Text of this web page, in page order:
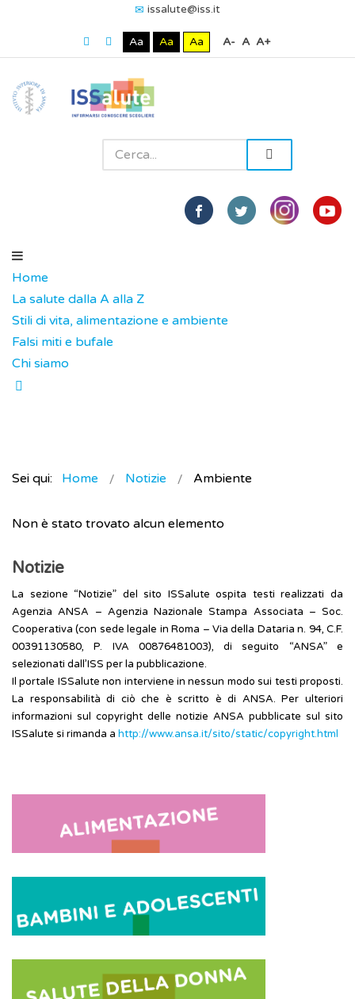
issalute@iss.it
Aa Aa Aa A- A A+
Home
La salute dalla A alla Z
Stili di vita, alimentazione e ambiente
Falsi miti e bufale
Chi siamo
Sei qui: Home Notizie Ambiente
Non è stato trovato alcun elemento
Notizie
La sezione “Notizie” del sito ISSalute ospita testi realizzati da
Agenzia ANSA – Agenzia Nazionale Stampa Associata – Soc.
Cooperativa (con sede legale in Roma – Via della Dataria n. 94, C.F.
00391130580, P. IVA 00876481003), di seguito “ANSA” e
selezionati dall’ISS per la pubblicazione.
Il portale ISSalute non interviene in nessun modo sui testi proposti.
La responsabilità di ciò che è scritto è di ANSA. Per ulteriori
informazioni sul copyright delle notizie ANSA pubblicate sul sito
ISSalute si rimanda a http://www.ansa.it/sito/static/copyright.html